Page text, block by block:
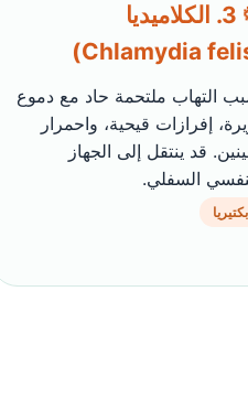
🦠 3. الكلاميديا
التهاب ملتحمة حاد مع دموع
إفرازات قيحية، واحمرار
قد ينتقل إلى الجهاز
السفلي.
بكتيريا